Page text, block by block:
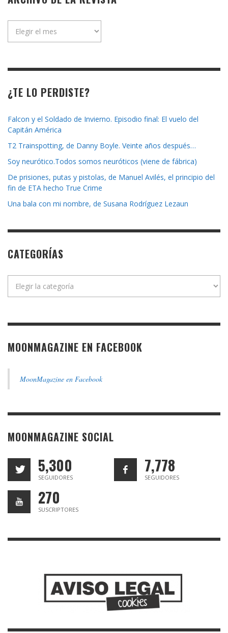
¿TE LO PERDISTE?
Falcon y el Soldado de Invierno. Episodio final: El vuelo del
Capitán América
T2 Trainspotting, de Danny Boyle. Veinte años después…
Soy neurótico.Todos somos neuróticos (viene de fábrica)
De prisiones, putas y pistolas, de Manuel Avilés, el principio del
fin de ETA hecho True Crime
Una bala con mi nombre, de Susana Rodríguez Lezaun
CATEGORÍAS
MOONMAGAZINE EN FACEBOOK
MoonMagazine en Facebook
MOONMAGAZINE SOCIAL
5,300
SEGUIDORES
7,778
SEGUIDORES
270
SUSCRIPTORES